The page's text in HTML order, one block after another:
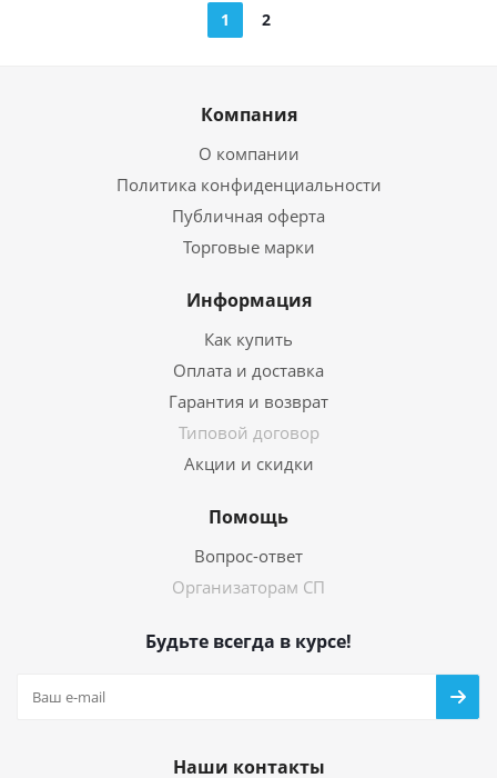
1 2
Компания
О компании
Политика конфиденциальности
Публичная оферта
Торговые марки
Информация
Как купить
Оплата и доставка
Гарантия и возврат
Типовой договор
Акции и скидки
Помощь
Вопрос-ответ
Организаторам СП
Будьте всегда в курсе!
Наши контакты